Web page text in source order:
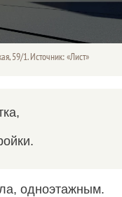
59/1. Источник: «Лист»
одноэтажным.